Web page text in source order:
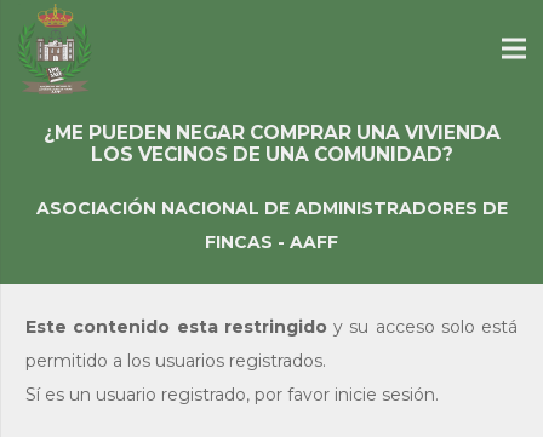
¿ME PUEDEN NEGAR COMPRAR UNA VIVIENDA
LOS VECINOS DE UNA COMUNIDAD?
ASOCIACIÓN NACIONAL DE ADMINISTRADORES DE
FINCAS - AAFF
Este contenido esta restringido y su acceso solo está
permitido a los usuarios registrados.
Sí es un usuario registrado, por favor inicie sesión.